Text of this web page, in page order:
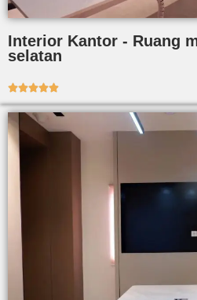
Interior Kantor - Ruang
selatan
